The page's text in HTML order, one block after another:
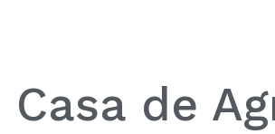
Casa de